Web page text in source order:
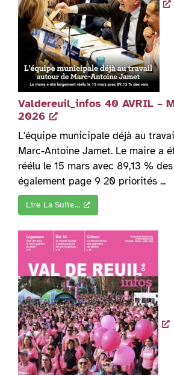
Valdereuil_infos 40 AVRIL –
2026
L'équipe municipale déjà au
Marc-Antoine Jamet. Le maire a
réélu le 15 mars avec 89,13 %
également page 9 20 priorités ...
Lire La Suite…